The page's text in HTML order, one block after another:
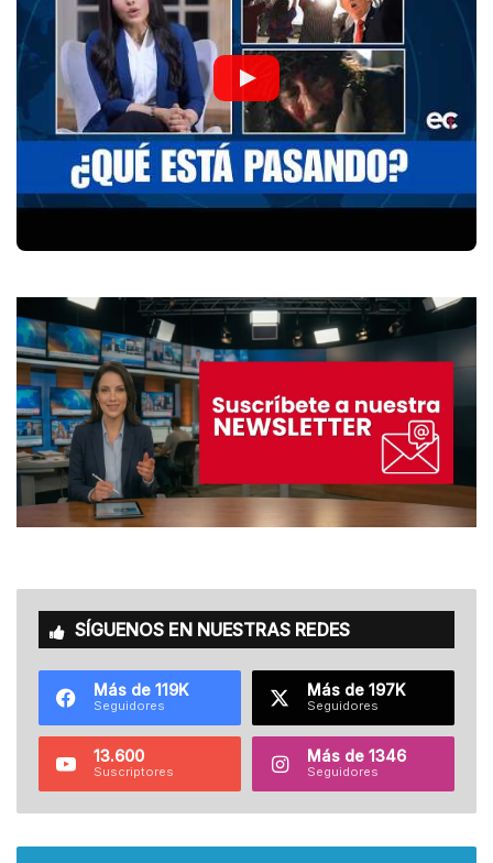
SÍGUENOS EN NUESTRAS REDES
Más de 119K
Seguidores
Más de 197K
Seguidores
13.600
Suscriptores
Más de 1346
Seguidores